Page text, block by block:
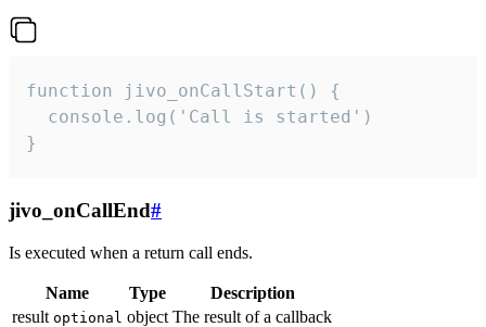
function jivo_onCallStart() {
  console.log('Call is started')
}
jivo_onCallEnd#
Is executed when a return call ends.
Name Type
Description
result optional object The result of a callback